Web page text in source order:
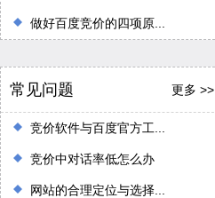
做好百度竞价的四项原...
常见问题 更多 >>
竞价软件与百度官方工...
竞价中对话率低怎么办
网站的合理定位与选择...